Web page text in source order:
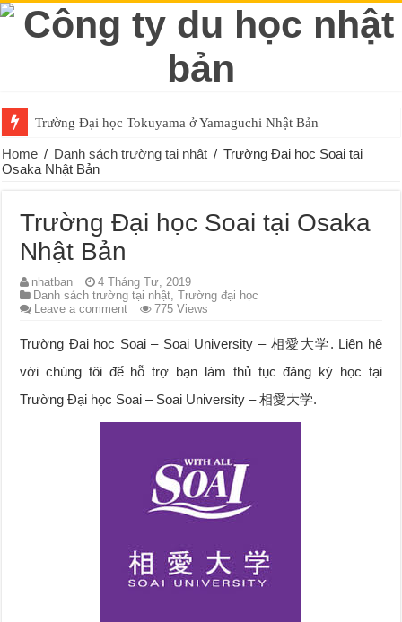
Trường Đại học Tokuyama ở Yamaguchi Nhật Bản
Home / Danh sách trường tại nhật / Trường Đại học Soai tại
Osaka Nhật Bản
Trường Đại học Soai tại Osaka
Nhật Bản
nhatban
4 Tháng Tư, 2019
Danh sách trường tại nhật,Trường đại học
Leave a comment
775 Views
Trường Đại học Soai – Soai University – 相愛大学. Liên hệ
với chúng tôi để hỗ trợ bạn làm thủ tục đăng ký học tại
Trường Đại học Soai – Soai University – 相愛大学.